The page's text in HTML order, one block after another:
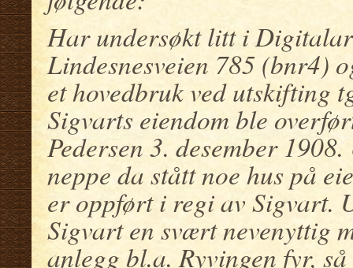
Har undersøkt litt i
Lindesnesveien 785 (bnr4)
et hovedbruk ved utskifting
Sigvarts eiendom ble
Pedersen 3. desember
neppe da stått noe hus på
er oppført i regi av Sigvart.
Sigvart en svært nevenyttig
anlegg bl.a. Ryvingen fyr,